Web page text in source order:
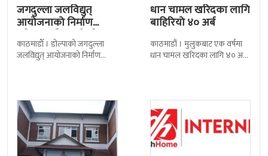
जगदुल्ला जलविद्युत्
आयोजनाको निर्माण
प्रक्रिया अघि बढ्यो : ठेक्का
सम्झौतामा…
काठमाडाैँ । डोल्पाको जगदुल्ला
जलविद्युत् आयोजनाको निर्माण
धान चामल खरिदका लागि
बाहिरियो ४० अर्ब
काठमाडौं । मुलुकबाट एक वर्षमा
धान चामल खरिदका लागि ४० अर्ब